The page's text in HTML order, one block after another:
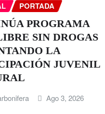
PORTADA
PROGRAMA
SIN DROGAS
LA
JUVENIL
Ago 3, 2026